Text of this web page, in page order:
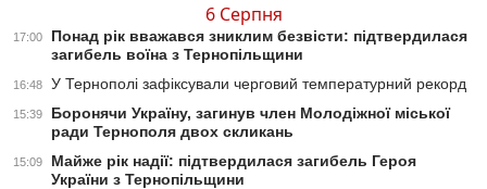
6 Серпня
17:00
Понад рік вважався зниклим безвісти: підтвердилася
загибель воїна з Тернопільщини
16:48 У Тернополі зафіксували черговий температурний рекорд
15:39
Боронячи Україну, загинув член Молодіжної міської
ради Тернополя двох скликань
15:09
Майже рік надії: підтвердилася загибель Героя
України з Тернопільщини